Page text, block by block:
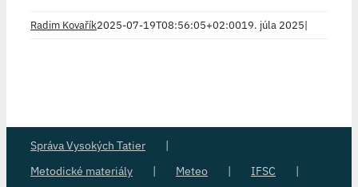
Radim Kovařík2025-07-19T08:56:05+02:0019. júla 2025|
Správa Vysokých Tatier
Metodické materiály
Meteo IFSC